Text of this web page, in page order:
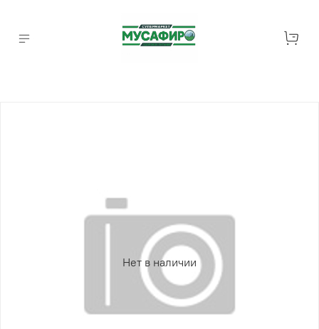
Нет в наличии